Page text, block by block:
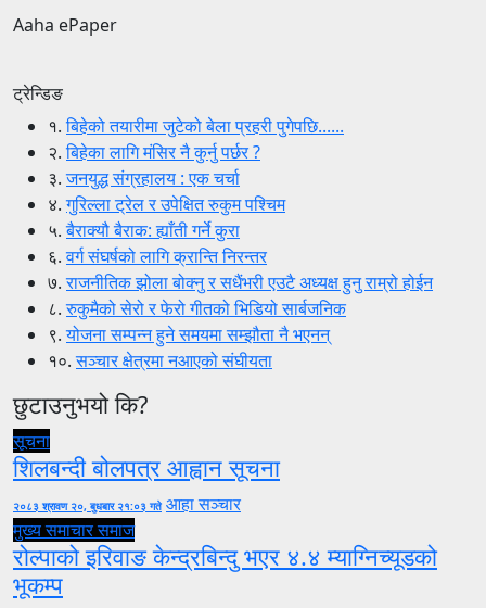
Aaha ePaper
ट्रेन्डिङ
१.बिहेको तयारीमा जुटेको बेला प्रहरी पुगेपछि......
२.बिहेका लागि मंसिर नै कुर्नु पर्छर ?
३.जनयुद्ध संग्रहालय : एक चर्चा
४.गुरिल्ला ट्रेल र उपेक्षित रुकुम पश्चिम
५.बैराक्यौ बैराक: ह्याँती गर्ने कुरा
६.वर्ग संघर्षको लागि क्रान्ति निरन्तर
७.राजनीतिक झोला बोक्नु र सधैंभरी एउटै अध्यक्ष हुनु राम्रो होईन
८.रुकुमैको सेरो र फेरो गीतको भिडियो सार्बजनिक
९.योजना सम्पन्न हुने समयमा सम्झौता नै भएनन्
१०.सञ्चार क्षेत्रमा नआएको संघीयता
छुटाउनुभयो कि?
सूचना
शिलबन्दी बोलपत्र आह्वान सूचना
२०८३ श्रावण २०, बुधबार २१:०३ गते आहा सञ्चार
मुख्य समाचारसमाज
रोल्पाको इरिवाङ केन्द्रबिन्दु भएर ४.४ म्याग्निच्यूडको
भूकम्प